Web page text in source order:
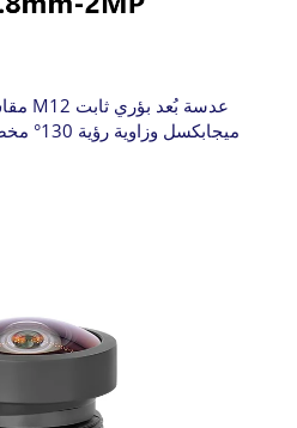
ميجابكسل وزاوية رؤية 130° مخصصة لتنسيق صورة 1/3"